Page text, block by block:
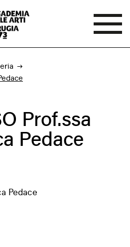
Prof.ssa
Pedace
Pedace